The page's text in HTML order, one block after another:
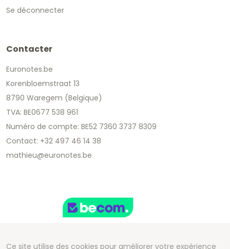
Se déconnecter
Contacter
Euronotes.be
Korenbloemstraat 13
8790 Waregem (Belgique)
TVA: BE0677 538 961
Numéro de compte: BE52 7360 3737 8309
Contact: +32 497 46 14 38
mathieu@euronotes.be
Ce site utilise des cookies pour améliorer votre expérience